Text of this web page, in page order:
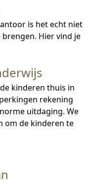
is het echt niet
Hier vind je
kinderen thuis in
rekening
uitdaging. We
om de kinderen te